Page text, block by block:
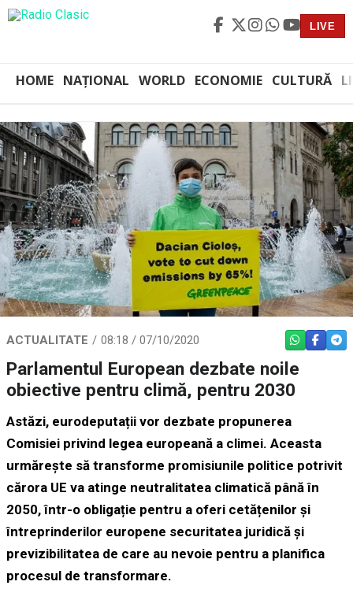
LIVE
HOME NAȚIONAL WORLD ECONOMIE CULTURĂ
ACTUALITATE 08:18 / 07/10/2020 WHATSAPP
Parlamentul European dezbate noile
obiective pentru climă, pentru 2030
Astăzi, eurodeputații vor dezbate propunerea
Comisiei privind legea europeană a climei. Aceasta
urmărește să transforme promisiunile politice potrivit
cărora UE va atinge neutralitatea climatică până în
2050, într-o obligație pentru a oferi cetățenilor și
întreprinderilor europene securitatea juridică și
previzibilitatea de care au nevoie pentru a planifica
procesul de transformare.